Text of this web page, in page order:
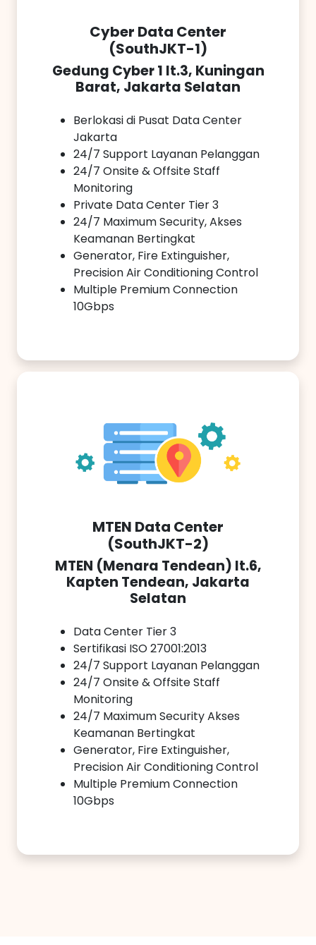
Cyber Data Center
(SouthJKT-1)
Gedung Cyber 1 lt.3, Kuningan
Barat, Jakarta Selatan
Berlokasi di Pusat Data Center
Jakarta
24/7 Support Layanan Pelanggan
24/7 Onsite & Offsite Staff
Monitoring
Private Data Center Tier 3
24/7 Maximum Security, Akses
Keamanan Bertingkat
Generator, Fire Extinguisher,
Precision Air Conditioning Control
Multiple Premium Connection
10Gbps
MTEN Data Center
(SouthJKT-2)
MTEN (Menara Tendean) lt.6,
Kapten Tendean, Jakarta
Selatan
Data Center Tier 3
Sertifikasi ISO 27001:2013
24/7 Support Layanan Pelanggan
24/7 Onsite & Offsite Staff
Monitoring
24/7 Maximum Security Akses
Keamanan Bertingkat
Generator, Fire Extinguisher,
Precision Air Conditioning Control
Multiple Premium Connection
10Gbps